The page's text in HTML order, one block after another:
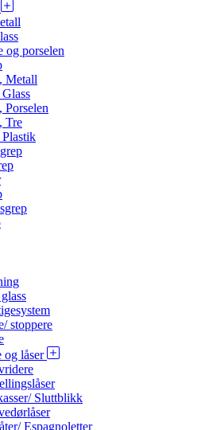
og porselen
Metall
Porselen
Tre
stoppere
og låser
Sluttblikk
Espagnoletter